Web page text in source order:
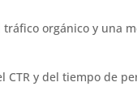
orgánico y una
y del tiempo de